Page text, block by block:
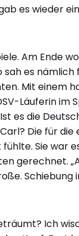
es wieder
Am Ende
es
Mit einem
Läuferin im
es die
Die für
Sie war
gerechnet.
Ich